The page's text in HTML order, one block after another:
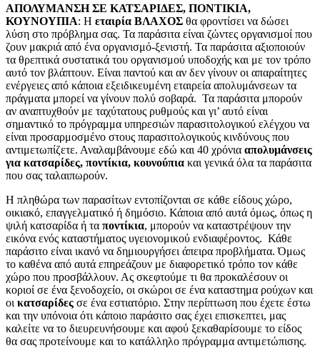
ΑΠΟΛΥΜΑΝΣΗ ΣΕ ΚΑΤΣΑΡΙΔΕΣ, ΠΟΝΤΙΚΙΑ,
ΚΟΥΝΟΥΠΙΑ: Η εταιρία ΒΛΑΧΟΣ θα φροντίσει να δώσει
λύση στο πρόβλημα σας. Τα παράσιτα είναι ζώντες οργανισμοί που
ζουν μακριά από ένα οργανισμό-ξενιστή. Τα παράσιτα αξιοποιούν
τα θρεπτικά συστατικά του οργανισμού υποδοχής και με τον τρόπο
αυτό τον βλάπτουν. Είναι παντού και αν δεν γίνουν οι απαραίτητες
ενέργειες από κάποια εξειδικευμένη εταιρεία απολυμάνσεων τα
πράγματα μπορεί να γίνουν πολύ σοβαρά. Τα παράσιτα μπορούν
αν αναπτυχθούν με ταχύτατους ρυθμούς και γι’ αυτό είναι
σημαντικό το πρόγραμμα υπηρεσιών παρασιτολογικού ελέγχου να
είναι προσαρμοσμένο στους παρασιτολογικούς κινδύνους που
αντιμετωπίζετε. Αναλαμβάνουμε εδώ και 40 χρόνια απολυμάνσεις
για κατσαρίδες, ποντίκια, κουνούπια και γενικά όλα τα παράσιτα
που σας ταλαιπωρούν.
Η πληθώρα των παρασίτων εντοπίζονται σε κάθε είδους χώρο,
οικιακό, επαγγελματικό ή δημόσιο. Κάποια από αυτά όμως, όπως η
ψιλή κατσαρίδα ή τα ποντίκια, μπορούν να καταστρέψουν την
εικόνα ενός καταστήματος υγειονομικού ενδιαφέροντος. Κάθε
παράσιτο είναι ικανό να δημιουργήσει άπειρα προβλήματα. Όμως
το καθένα από αυτά επηρεάζουν με διαφορετικό τρόπο τον κάθε
χώρο που προσβάλλουν. Ας σκεφτούμε τι θα προκαλέσουν οι
κοριοί σε ένα ξενοδοχείο, οι σκώροι σε ένα καταστημα ρούχων και
οι κατσαρίδες σε ένα εστιατόριο. Στην περίπτωση που έχετε έστω
και την υπόνοια ότι κάποιο παράσιτο σας έχει επισκεπτει, μας
καλείτε να το διευρευνήσουμε και αφού ξεκαθαρίσουμε το είδος
θα σας προτείνουμε και το κατάλληλο πρόγραμμα αντιμετώπισης.